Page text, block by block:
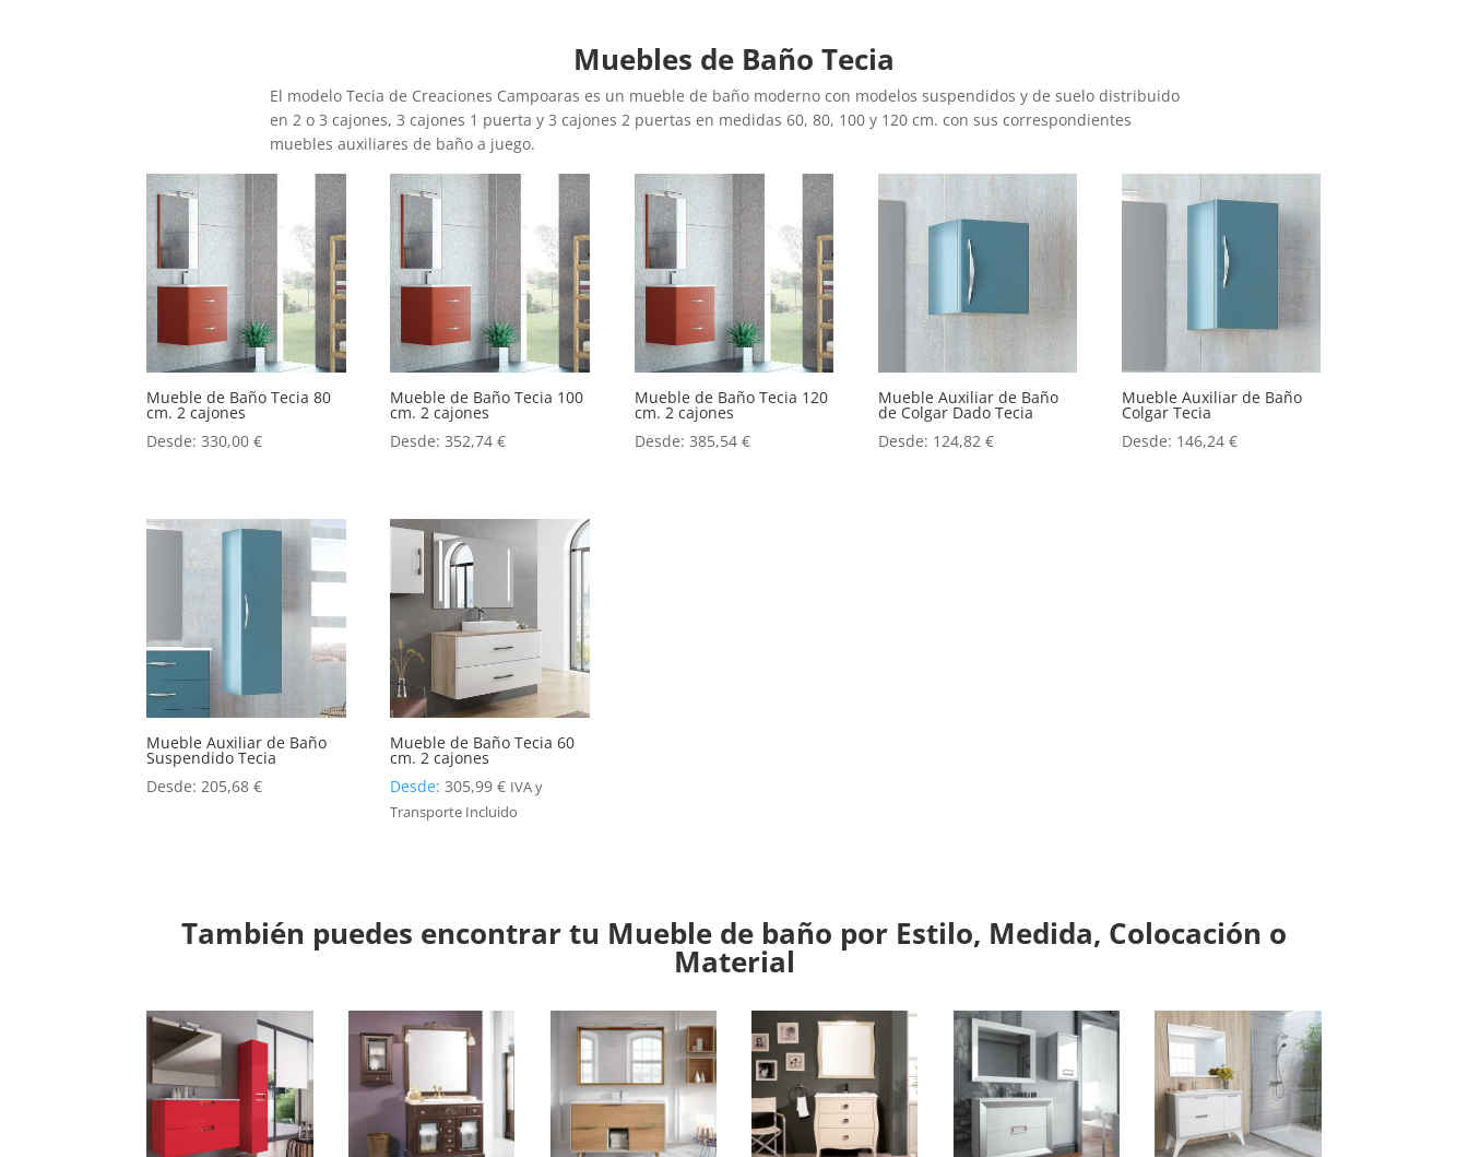
Muebles de Baño Tecia
El modelo Tecia de Creaciones Campoaras es un mueble de baño moderno con modelos suspendidos y de suelo distribuido
en 2 o 3 cajones, 3 cajones 1 puerta y 3 cajones 2 puertas en medidas 60, 80, 100 y 120 cm. con sus correspondientes
muebles auxiliares de baño a juego.
Mueble de Baño Tecia 80
cm. 2 cajones
Desde:330,00€
Mueble de Baño Tecia 100
cm. 2 cajones
Desde:352,74€
Mueble de Baño Tecia 120
cm. 2 cajones
Desde: 385,54 €
Mueble Auxiliar de Baño
de Colgar Dado Tecia
Desde: 124,82 €
Mueble Auxiliar de Baño
Colgar Tecia
Desde: 146,24 €
Mueble Auxiliar de Baño
Suspendido Tecia
Desde:205,68€
Mueble de Baño Tecia 60
cm. 2 cajones
Desde:305,99€ IVA y
Transporte Incluido
También puedes encontrar tu Mueble de baño por Estilo, Medida, Colocación o
Material